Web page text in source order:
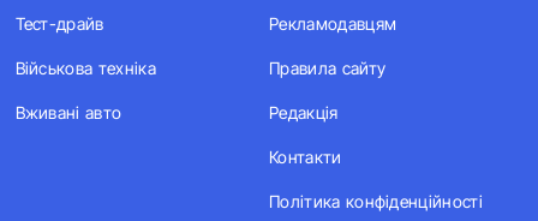
Тест-драйв
Військова техніка
Вживані авто
Рекламодавцям
Правила сайту
Редакція
Контакти
Політика конфіденційності